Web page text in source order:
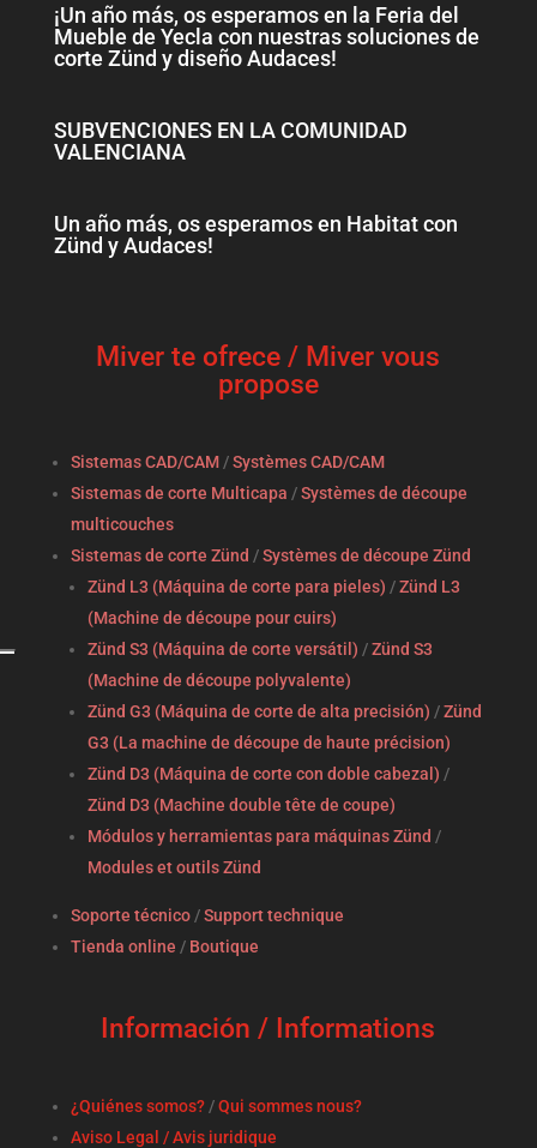
¡Un año más, os esperamos en la Feria del
Mueble de Yecla con nuestras soluciones de
corte Zünd y diseño Audaces!
SUBVENCIONES EN LA COMUNIDAD
VALENCIANA
Un año más, os esperamos en Habitat con
Zünd y Audaces!
Miver te ofrece / Miver vous
propose
Sistemas CAD/CAM/Systèmes CAD/CAM
Sistemas de corte Multicapa /Systèmes de découpe
multicouches
Sistemas de corte Zünd /Systèmes de découpe Zünd
Zünd L3 (Máquina de corte para pieles) /Zünd L3
(Machine de découpe pour cuirs)
Zünd S3 (Máquina de corte versátil) /Zünd S3
(Machine de découpe polyvalente)
Zünd G3 (Máquina de corte de alta precisión) /Zünd
G3 (La machine de découpe de haute précision)
Zünd D3 (Máquina de corte con doble cabezal) /
Zünd D3 (Machine double tête de coupe)
Módulos y herramientas para máquinas Zünd /
Modules et outils Zünd
Soporte técnico/Support technique
Tienda online / Boutique
Información / Informations
¿Quiénes somos?/Qui sommes nous?
Aviso Legal / Avis juridique